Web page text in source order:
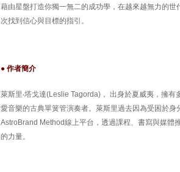
藉由星盤打造你獨一無二的成功學，在越來越無力的
次找到信心與目標的指引。
● 作者簡介
萊斯里‧塔戈達(Leslie Tagorda)， 出身於夏威夷，擁
愛音樂的古典單簧管演奏者。萊斯里過去因為受困於
AstroBrand Method線上平台，透過課程、書寫與媒體
的力量。